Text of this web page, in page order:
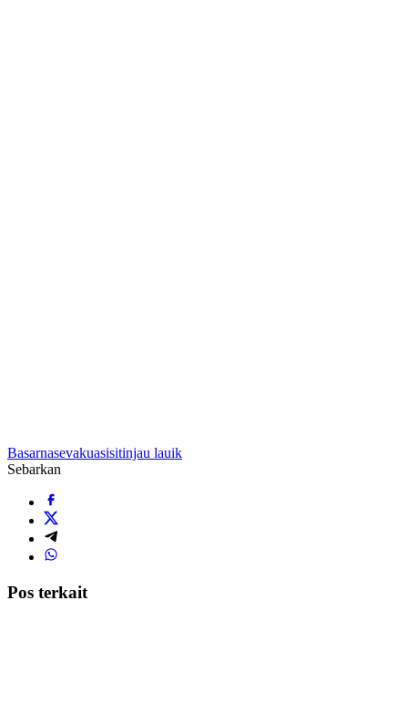
Basarnasevakuasisitinjau lauik
Sebarkan
Pos terkait